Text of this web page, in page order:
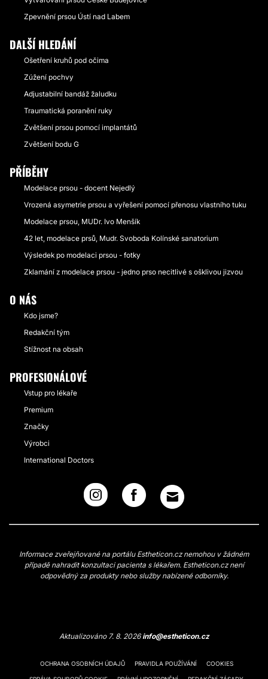
Zpevnění prsou Ústí nad Labem
DALŠÍ HLEDÁNÍ
Ošetření kruhů pod očima
Zúžení pochvy
Adjustabilní bandáž žaludku
Traumatická poranění ruky
Zvětšení prsou pomocí implantátů
Zvětšení bodu G
PŘÍBĚHY
Modelace prsou - docent Nejedlý
Vrozená asymetrie prsou a vyřešení pomocí přenosu vlastního tuku
Modelace prsou, MUDr. Ivo Menšík
42 let, modelace prsů, Mudr. Svoboda Kolínské sanatorium
Výsledek po modelaci prsou - fotky
Zklamání z modelace prsou - jedno prso necitlivé s ošklivou jizvou
O NÁS
Kdo jsme?
Redakční tým
Stížnost na obsah
PROFESIONÁLOVÉ
Vstup pro lékaře
Premium
Značky
Výrobci
International Doctors
Informace zveřejňované na portálu Estheticon.cz nemohou v žádném
případě nahradit konzultaci pacienta s lékařem. Estheticon.cz není
odpovědný za produkty nebo služby nabízené odborníky.
Aktualizováno 7. 8. 2026info@estheticon.cz
OCHRANA OSOBNÍCH ÚDAJŮ PRAVIDLA POUŽÍVÁNÍ COOKIES